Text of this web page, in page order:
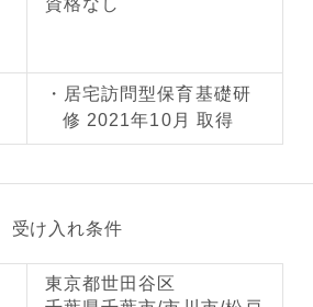
資格なし
居宅訪問型保育基礎研
修 2021年10月 取得
受け入れ条件
東京都世田谷区